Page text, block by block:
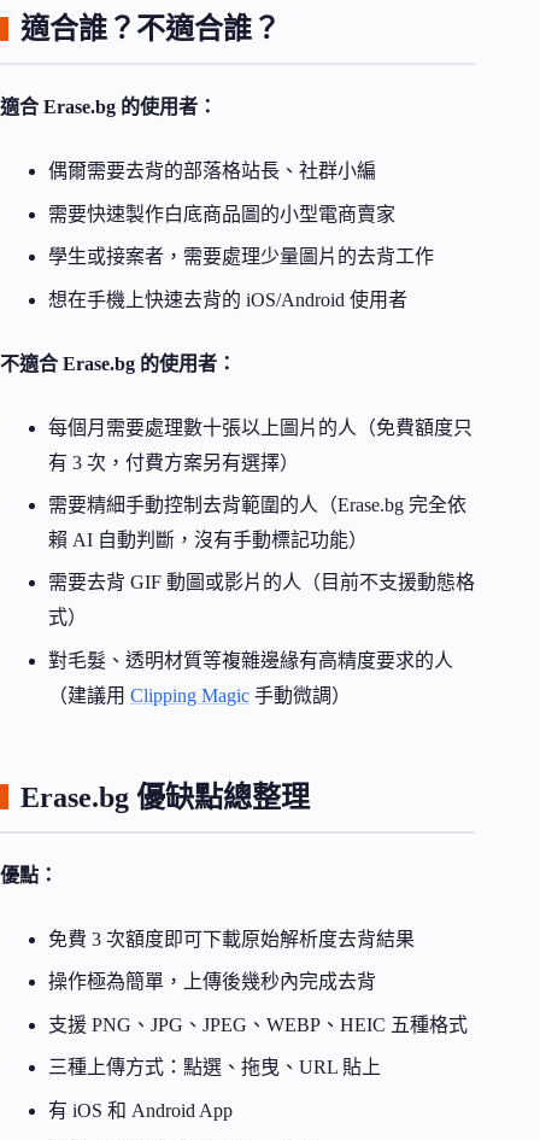
適合誰？不適合誰？
適合 Erase.bg 的使用者：
偶爾需要去背的部落格站長、社群小編
需要快速製作白底商品圖的小型電商賣家
學生或接案者，需要處理少量圖片的去背工作
想在手機上快速去背的 iOS/Android 使用者
不適合 Erase.bg 的使用者：
每個月需要處理數十張以上圖片的人（免費額度只
有 3 次，付費方案另有選擇）
需要精細手動控制去背範圍的人（Erase.bg 完全依
賴 AI 自動判斷，沒有手動標記功能）
需要去背 GIF 動圖或影片的人（目前不支援動態格
式）
對毛髮、透明材質等複雜邊緣有高精度要求的人
（建議用 Clipping Magic 手動微調）
Erase.bg 優缺點總整理
優點：
免費 3 次額度即可下載原始解析度去背結果
操作極為簡單，上傳後幾秒內完成去背
支援 PNG、JPG、JPEG、WEBP、HEIC 五種格式
三種上傳方式：點選、拖曳、URL 貼上
有 iOS 和 Android App